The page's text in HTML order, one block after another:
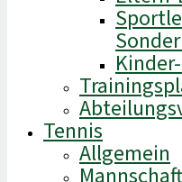
Tennis
Allgemein